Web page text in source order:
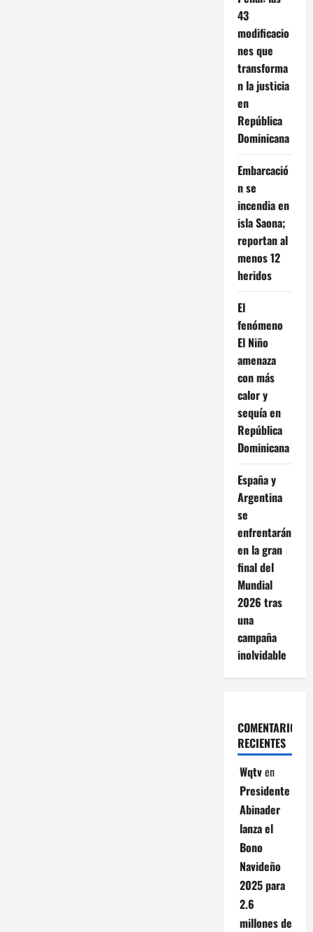
43
modificacio
nes que
transforma
n la justicia
en
República
Dominicana
Embarcació
n se
incendia en
isla Saona;
reportan al
menos 12
heridos
El
fenómeno
El Niño
amenaza
con más
calor y
sequía en
República
Dominicana
España y
Argentina
se
enfrentarán
en la gran
final del
Mundial
2026 tras
una
campaña
inolvidable
COMENTARIOS
RECIENTES
Wqtven
Presidente
Abinader
lanza el
Bono
Navideño
2025 para
2.6
millones de